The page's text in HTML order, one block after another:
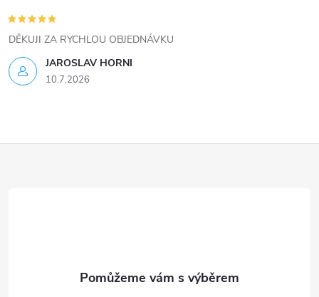
JAROSLAV HORNI
10.7.2026
DĚKUJI ZA RYCHLOU OBJEDNÁVKU